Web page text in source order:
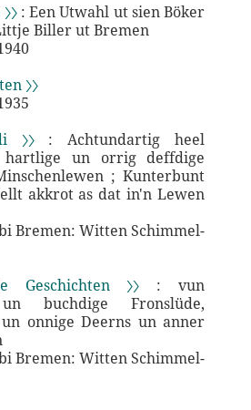
: Een Utwahl ut sien Böker
Biller ut Bremen
〉〉
: Achtundartig heel
hartlige un orrig deffdige
; Kunterbunt
akkrot as dat in'n Lewen
Bremen: Witten Schimmel-
Geschichten 〉〉 : vun
buchdige Fronslüde,
onnige Deerns un anner
Bremen: Witten Schimmel-